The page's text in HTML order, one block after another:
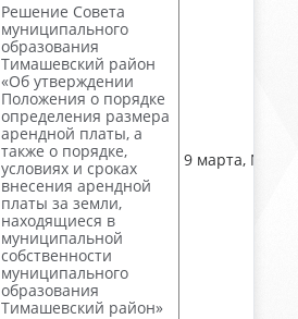
Решение Совета
муниципального
образования
Тимашевский район
«Об утверждении
Положения о порядке
определения размера
арендной платы, а
также о порядке,
условиях и сроках
внесения арендной
платы за земли,
находящиеся в
муниципальной
собственности
муниципального
образования
Тимашевский район»
9 марта, № 28